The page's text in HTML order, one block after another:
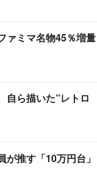
ァミマ名物45％増量
ら描いた”レトロ
が推す「10万円台」